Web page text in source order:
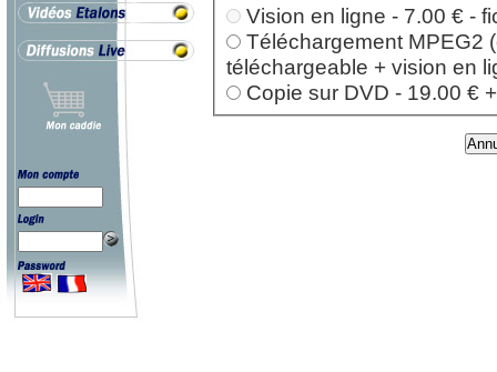
Vision en ligne - 7.00 € -
Téléchargement MPEG2
téléchargeable + vision en
Copie sur DVD - 19.00 €